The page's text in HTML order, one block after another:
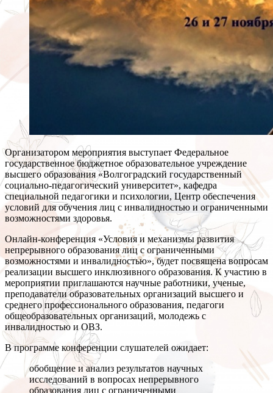
Организатором мероприятия выступает Федеральное
государственное бюджетное образовательное учреждение
высшего образования «Волгоградский государственный
социально-педагогический университет», кафедра
специальной педагогики и психологии, Центр обеспечения
условий для обучения лиц с инвалидностью и ограниченными
возможностями здоровья.
Онлайн-конференция «Условия и механизмы развития
непрерывного образования лиц с ограниченными
возможностями и инвалидностью», будет посвящена вопросам
реализации высшего инклюзивного образования. К участию в
мероприятии приглашаются научные работники, ученые,
преподаватели образовательных организаций высшего и
среднего профессионального образования, педагоги
общеобразовательных организаций, молодежь с
инвалидностью и ОВЗ.
В программе конференции слушателей ожидает:
обобщение и анализ результатов научных
исследований в вопросах непрерывного
образования лиц с ограниченными